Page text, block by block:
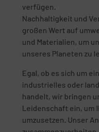
verfügen.
Nachhaltigkeit und
großen Wert auf
und Materialien, um
unseres Planeten zu
Egal, ob es sich um
industrielles oder
handelt, wir bringen
Leidenschaft ein, um
umzusetzen. Unser